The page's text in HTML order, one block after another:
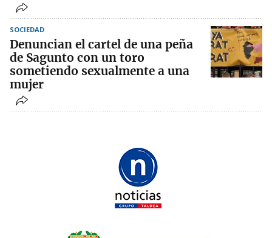
SOCIEDAD
Denuncian el cartel de una peña
de Sagunto con un toro
sometiendo sexualmente a una
mujer